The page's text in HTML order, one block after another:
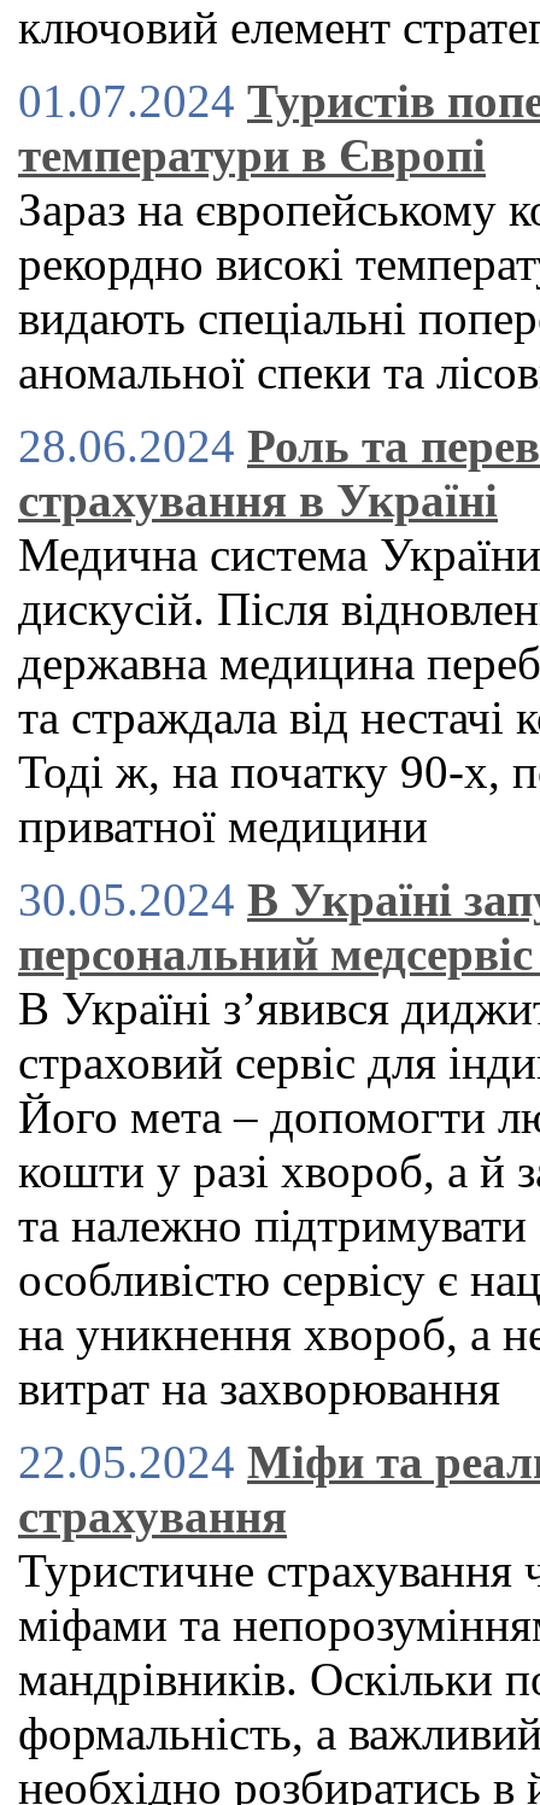
ключовий елемент
01.07.2024 Туристів
температури в Європі
Зараз на європейському
рекордно високі
видають спеціальні
аномальної спеки та
28.06.2024 Роль та
страхування в Україні
Медична система
дискусій. Після
державна медицина
та страждала від нестачі
Тоді ж, на початку 90-х,
приватної медицини
30.05.2024 В Україні
персональний
В Україні зʼявився
страховий сервіс для
Його мета – допомогти
кошти у разі хвороб, а й
та належно
особливістю сервісу є
на уникнення хвороб, а
витрат на захворювання
22.05.2024 Міфи та
страхування
Туристичне страхування
міфами та
мандрівників. Оскільки
формальність, а
необхідно розбиратись в